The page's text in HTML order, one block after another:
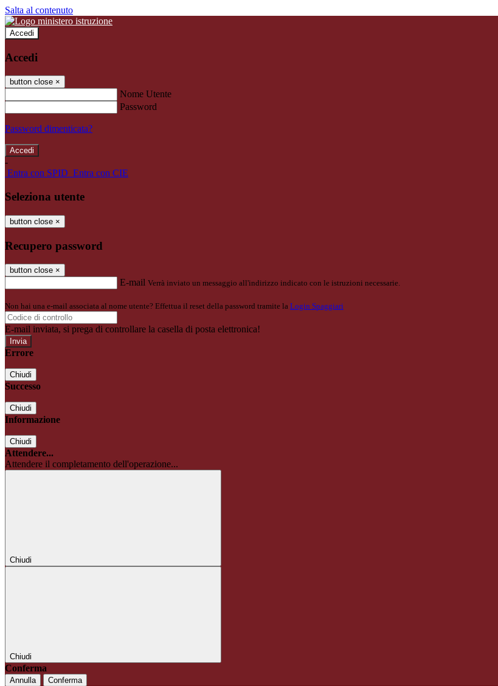
Salta al contenuto
Accedi
Accedi
button close ×
Nome Utente
Password
Password dimenticata?
-
Entra con SPID Entra con CIE
Seleziona utente
button close ×
Recupero password
button close ×
E-mail Verrà inviato un messaggio all'indirizzo indicato con le istruzioni necessarie.
Non hai una e-mail associata al nome utente? Effettua il reset della password tramite la Login Spaggiari
E-mail inviata, si prega di controllare la casella di posta elettronica!
Errore
Chiudi
Successo
Chiudi
Informazione
Chiudi
Attendere...
Attendere il completamento dell'operazione...
Chiudi
Chiudi
Conferma
Annulla Conferma